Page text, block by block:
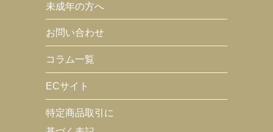
未成年の方へ
お問い合わせ
コラム一覧
ECサイト
特定商品取引に